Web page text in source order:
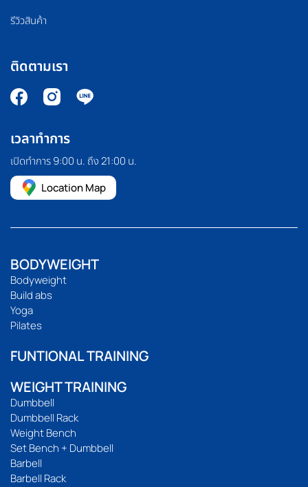
รีวิวสินค้า
ติดตามเรา
เวลาทำการ
เปิดทำการ 9:00 น. ถึง 21:00 น.
Location Map
BODYWEIGHT
Bodyweight
Build abs
Yoga
Pilates
FUNTIONAL TRAINING
WEIGHT TRAINING
Dumbbell
Dumbbell Rack
Weight Bench
Set Bench + Dumbbell
Barbell
Barbell Rack